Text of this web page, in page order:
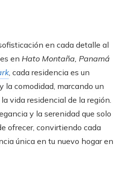
en cada detalle al
en Hato Montaña, Panamá
, cada residencia es un
la comodidad, marcando un
vida residencial de la región.
y la serenidad que solo
ofrecer, convirtiendo cada
única en tu nuevo hogar en